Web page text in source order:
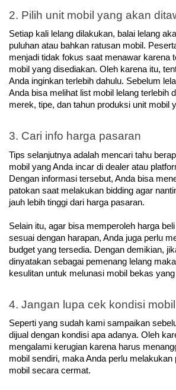
2. Pilih unit mobil yang akan
Setiap kali lelang dilakukan, balai lelang
puluhan atau bahkan ratusan mobil.
menjadi tidak fokus saat menawar karena
mobil yang disediakan. Oleh karena itu,
Anda inginkan terlebih dahulu. Sebelum
Anda bisa melihat list mobil lelang terlebih
merek, tipe, dan tahun produksi unit mobil
3. Cari info harga pasaran
Tips selanjutnya adalah mencari tahu
mobil yang Anda incar di dealer atau
Dengan informasi tersebut, Anda bisa
patokan saat melakukan bidding agar
jauh lebih tinggi dari harga pasaran.
Selain itu, agar bisa memperoleh harga
sesuai dengan harapan, Anda juga perlu
budget yang tersedia. Dengan demikian,
dinyatakan sebagai pemenang lelang
kesulitan untuk melunasi mobil bekas
4. Jangan lupa cek kondisi mobil
Seperti yang sudah kami sampaikan
dijual dengan kondisi apa adanya. Oleh
mengalami kerugian karena harus
mobil sendiri, maka Anda perlu
mobil secara cermat.